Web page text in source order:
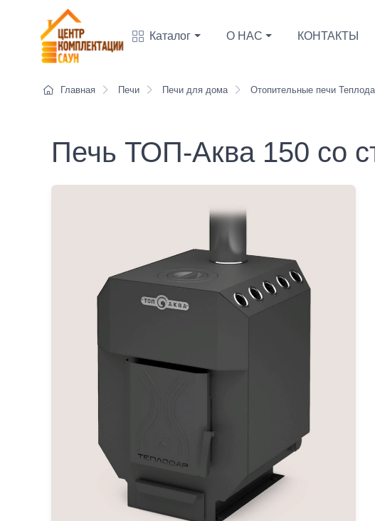
Каталог О НАС КОНТАКТЫ
Главная Печи Печи для дома Отопительные печи
Печь ТОП-Аква 150 со